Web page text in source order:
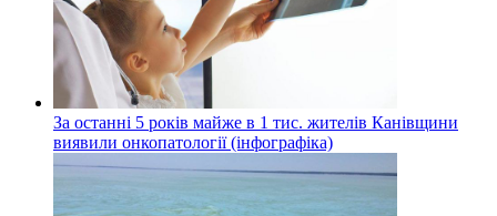
За останні 5 років майже в 1 тис. жителів Канівщини
виявили онкопатології (інфографіка)